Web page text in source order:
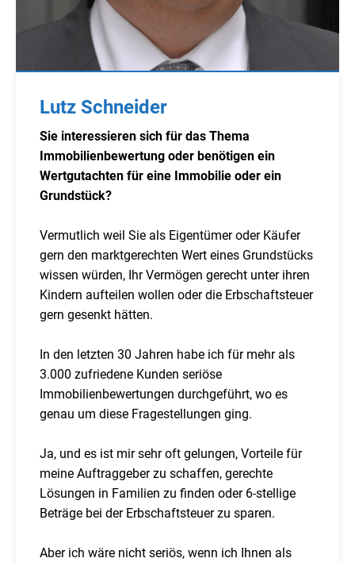
Lutz Schneider
Sie interessieren sich für das Thema
Immobilienbewertung oder benötigen ein
Wertgutachten für eine Immobilie oder ein
Grundstück?
Vermutlich weil Sie als Eigentümer oder Käufer
gern den marktgerechten Wert eines Grundstücks
wissen würden, Ihr Vermögen gerecht unter ihren
Kindern aufteilen wollen oder die Erbschaftsteuer
gern gesenkt hätten.
In den letzten 30 Jahren habe ich für mehr als
3.000 zufriedene Kunden seriöse
Immobilienbewertungen durchgeführt, wo es
genau um diese Fragestellungen ging.
Ja, und es ist mir sehr oft gelungen, Vorteile für
meine Auftraggeber zu schaffen, gerechte
Lösungen in Familien zu finden oder 6-stellige
Beträge bei der Erbschaftsteuer zu sparen.
Aber ich wäre nicht seriös, wenn ich Ihnen als